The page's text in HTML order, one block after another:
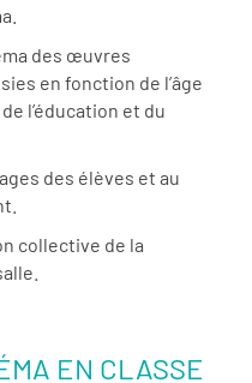
des œuvres
en fonction de l’âge
l’éducation et du
des élèves et au
collective de la
EN CLASSE